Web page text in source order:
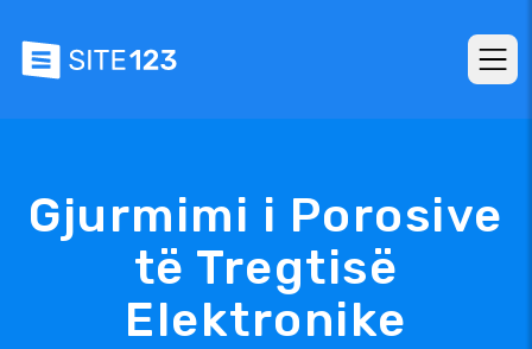
Gjurmimi i Porosive
të Tregtisë
Elektronike